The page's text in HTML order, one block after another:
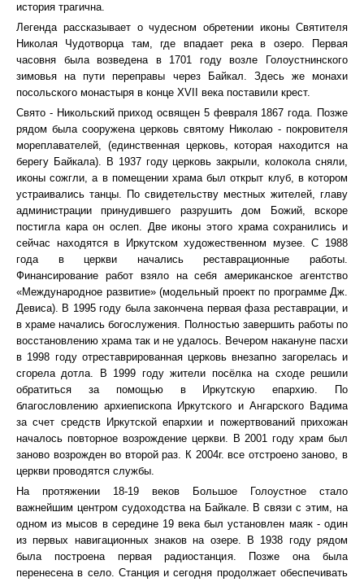
история трагична.
Легенда рассказывает о чудесном обретении иконы Святителя
Николая Чудотворца там, где впадает река в озеро. Первая
часовня была возведена в 1701 году возле Голоустнинского
зимовья на пути переправы через Байкал. Здесь же монахи
посольского монастыря в конце XVII века поставили крест.
Свято - Никольский приход освящен 5 февраля 1867 года. Позже
рядом была сооружена церковь святому Николаю - покровителя
мореплавателей, (единственная церковь, которая находится на
берегу Байкала). В 1937 году церковь закрыли, колокола сняли,
иконы сожгли, а в помещении храма был открыт клуб, в котором
устраивались танцы. По свидетельству местных жителей, главу
администрации принудившего разрушить дом Божий, вскоре
постигла кара он ослеп. Две иконы этого храма сохранились и
сейчас находятся в Иркутском художественном музее. С 1988
года в церкви начались реставрационные работы.
Финансирование работ взяло на себя американское агентство
«Международное развитие» (модельный проект по программе Дж.
Девиса). В 1995 году была закончена первая фаза реставрации, и
в храме начались богослужения. Полностью завершить работы по
восстановлению храма так и не удалось. Вечером накануне пасхи
в 1998 году отреставрированная церковь внезапно загорелась и
сгорела дотла. В 1999 году жители посёлка на сходе решили
обратиться за помощью в Иркутскую епархию. По
благословлению архиепископа Иркутского и Ангарского Вадима
за счет средств Иркутской епархии и пожертвований прихожан
началось повторное возрождение церкви. В 2001 году храм был
заново возрожден во второй раз. К 2004г. все отстроено заново, в
церкви проводятся службы.
На протяжении 18-19 веков Большое Голоустное стало
важнейшим центром судоходства на Байкале. В связи с этим, на
одном из мысов в середине 19 века был установлен маяк - один
из первых навигационных знаков на озере. В 1938 году рядом
была построена первая радиостанция. Позже она была
перенесена в село. Станция и сегодня продолжает обеспечивать